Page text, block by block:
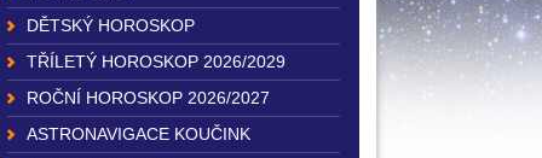
DĚTSKÝ HOROSKOP
TŘÍLETÝ HOROSKOP 2026/2029
ROČNÍ HOROSKOP 2026/2027
ASTRONAVIGACE KOUČINK